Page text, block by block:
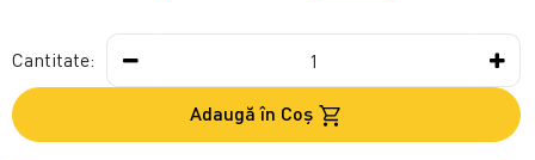
Cantitate:
Adaugă în Coş